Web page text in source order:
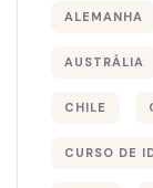
ALEMANHA
AUSTRÁLIA
CHILE
CURSO DE